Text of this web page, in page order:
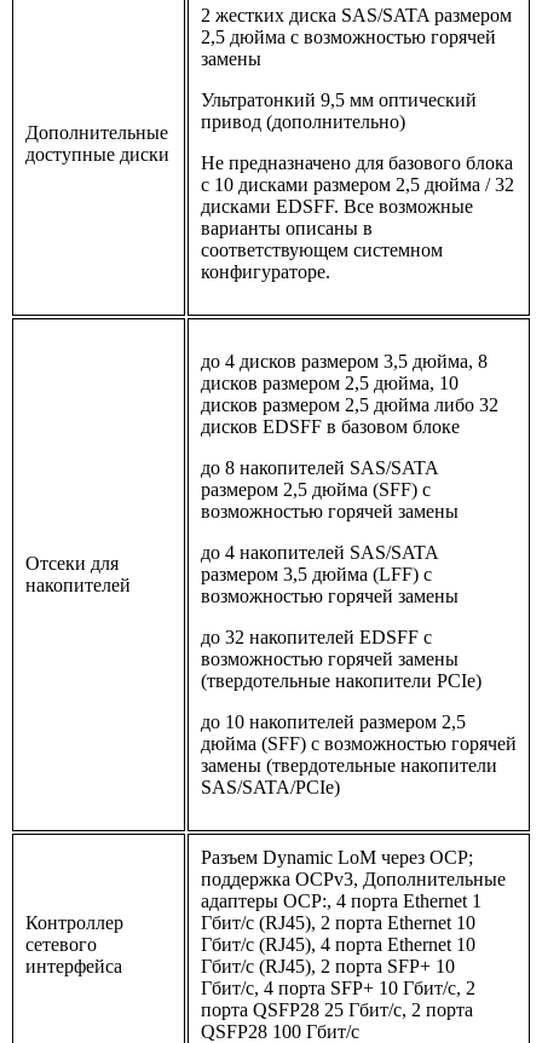
Дополнительные
доступные диски
2 жестких диска SAS/SATA размером
2,5 дюйма с возможностью горячей
замены
Ультратонкий 9,5 мм оптический
привод (дополнительно)
Не предназначено для базового блока
с 10 дисками размером 2,5 дюйма / 32
дисками EDSFF. Все возможные
варианты описаны в
соответствующем системном
конфигураторе.
Отсеки для
накопителей
до 4 дисков размером 3,5 дюйма, 8
дисков размером 2,5 дюйма, 10
дисков размером 2,5 дюйма либо 32
дисков EDSFF в базовом блоке
до 8 накопителей SAS/SATA
размером 2,5 дюйма (SFF) с
возможностью горячей замены
до 4 накопителей SAS/SATA
размером 3,5 дюйма (LFF) с
возможностью горячей замены
до 32 накопителей EDSFF с
возможностью горячей замены
(твердотельные накопители PCIe)
до 10 накопителей размером 2,5
дюйма (SFF) с возможностью горячей
замены (твердотельные накопители
SAS/SATA/PCIe)
Контроллер
сетевого
интерфейса
Разъем Dynamic LoM через OCP;
поддержка OCPv3, Дополнительные
адаптеры OCP:, 4 порта Ethernet 1
Гбит/с (RJ45), 2 порта Ethernet 10
Гбит/c (RJ45), 4 порта Ethernet 10
Гбит/с (RJ45), 2 порта SFP+ 10
Гбит/c, 4 порта SFP+ 10 Гбит/c, 2
порта QSFP28 25 Гбит/с, 2 порта
QSFP28 100 Гбит/с